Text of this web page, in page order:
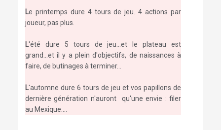
Le printemps dure 4 tours de jeu. 4 actions par
joueur, pas plus.
L'été dure 5 tours de jeu...et le plateau est
grand...et il y a plein d'objectifs, de naissances à
faire, de butinages à terminer...
L'automne dure 6 tours de jeu et vos papillons de
dernière génération n'auront qu'une envie : filer
au Mexique....